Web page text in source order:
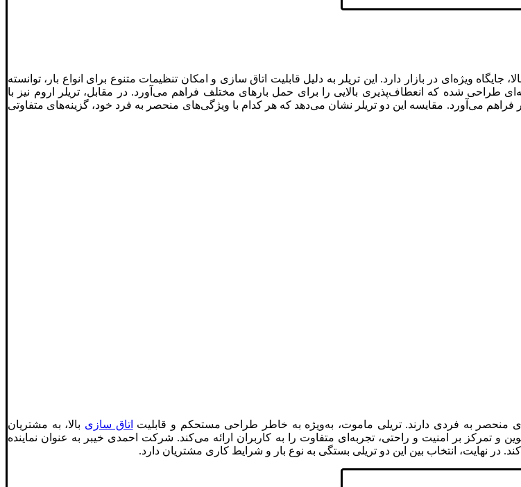
ویژه‌ای در بازار دارد. این تریلر به دلیل قابلیت اتاق سازی و امکان تنظیمات متنوع برای انواع بار، توانسته
طراحی شده که انعطاف‌پذیری بالایی را برای حمل بارهای مختلف فراهم می‌آورد. در مقابل، تریلر اروم نیز با
فراهم می‌آورد. مقایسه این دو تریلر نشان می‌دهد که هر کدام با ویژگی‌های منحصر به فرد خود، گزینه‌های متفاوتی
منحصر به فردی دارند. تریلی ماموت، به‌ویژه به خاطر طراحی مستحکم و قابلیت اتاق سازی بالا، به مشتریان
و تمرکز بر امنیت و راحتی، تجربه‌ای متفاوت را به کاربران ارائه می‌کند. شرکت احمدی خیبر به عنوان نماینده
در نهایت، انتخاب بین این دو تریلی بستگی به نوع بار و شرایط کاری مشتریان دارد.